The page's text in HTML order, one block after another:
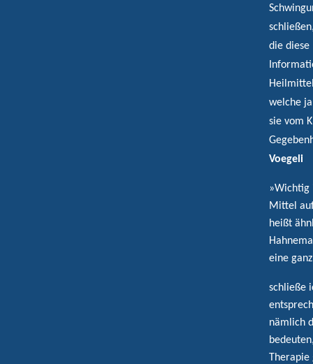
die diese
welche
sie vom
Voegeli
»Wichtig
Mittel
heißt
eine
schließe
nämlich
Therapie